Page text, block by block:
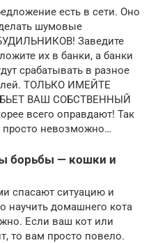
есть в сети. Оно
шумовые
Заведите
их в банки, а банки
срабатывать в разное
ТОЛЬКО ИМЕЙТЕ
ВАШ СОБСТВЕННЫЙ
всего оправдают! Так
просто невозможно…
борьбы — кошки и
спасают ситуацию и
научить домашнего кота
Если ваш кот или
то вам просто повело.